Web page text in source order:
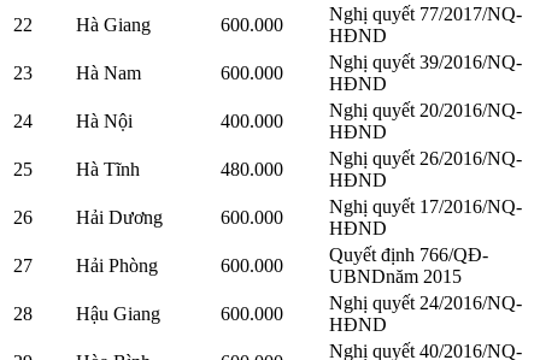
22
Hà Giang 600.000
Nghị quyết 77/2017/NQ-
HĐND
23
Hà Nam 600.000
Nghị quyết 39/2016/NQ-
HĐND
24
Hà Nội 400.000
Nghị quyết 20/2016/NQ-
HĐND
25
Hà Tĩnh 480.000
Nghị quyết 26/2016/NQ-
HĐND
26
Hải Dương 600.000
Nghị quyết 17/2016/NQ-
HĐND
27
Hải Phòng 600.000
Quyết định 766/QĐ-
UBNDnăm 2015
28
Hậu Giang 600.000
Nghị quyết 24/2016/NQ-
HĐND
Nghị quyết 40/2016/NQ-